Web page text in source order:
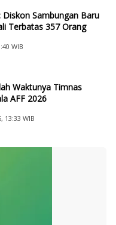
Diskon Sambungan Baru
Terbatas 357 Orang
WIB
Waktunya Timnas
AFF 2026
13:33 WIB